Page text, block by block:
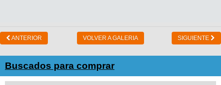
ANTERIOR VOLVER A GALERIA SIGUIENTE
Buscados para comprar